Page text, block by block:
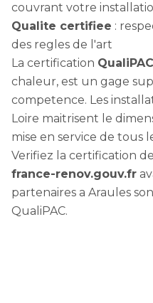
couvrant votre
Qualite certifiee :
des regles de l'art
La certification QualiPAC
chaleur, est un gage
competence. Les
Loire maitrisent le
mise en service de tous
Verifiez la certification
france-renov.gouv.fr
partenaires a Araules
QualiPAC.